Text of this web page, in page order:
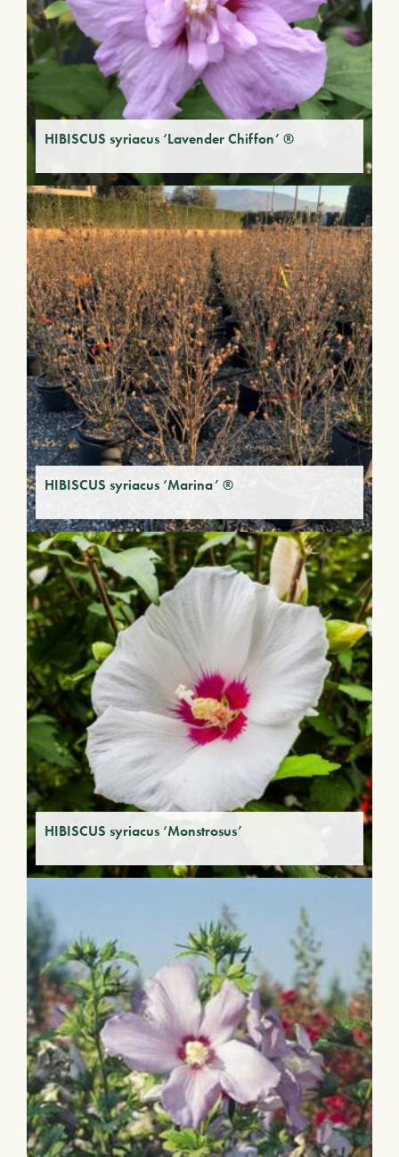
HIBISCUS syriacus ‘Lavender Chiffon’ ®
HIBISCUS syriacus ‘Marina’ ®
HIBISCUS syriacus ‘Monstrosus’